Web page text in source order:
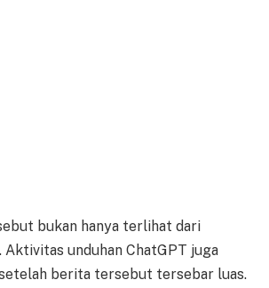
bukan hanya terlihat dari
unduhan ChatGPT juga
berita tersebut tersebar luas.